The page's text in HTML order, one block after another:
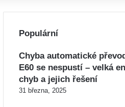
Populární
Chyba automatické
E60 se nespustí – velká
chyb a jejich řešení
31 března, 2025